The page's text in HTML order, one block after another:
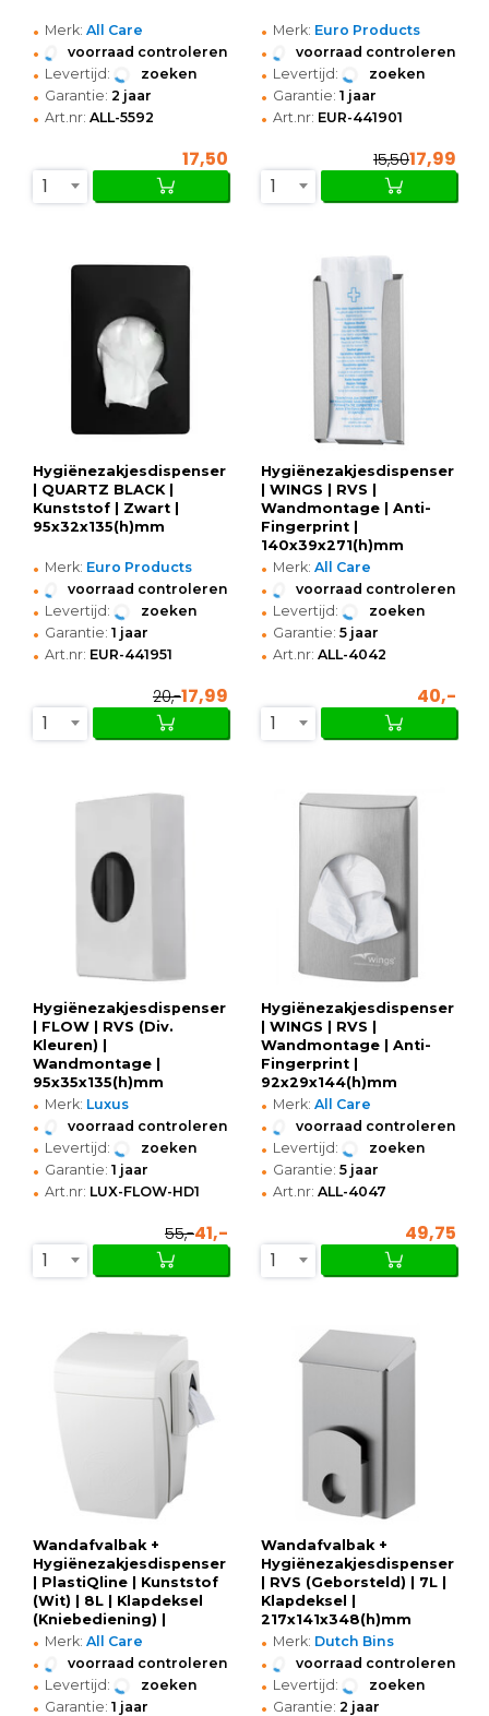
• Merk: All Care
• voorraad controleren
• Levertijd: zoeken
• Garantie: 2 jaar
• Art.nr: ALL-5592
17,50
1
• Merk: Euro Products
• voorraad controleren
• Levertijd: zoeken
• Garantie: 1 jaar
• Art.nr: EUR-441901
15,5017,99
1
Hygiënezakjesdispenser
| QUARTZ BLACK |
Kunststof | Zwart |
95x32x135(h)mm
• Merk: Euro Products
• voorraad controleren
• Levertijd: zoeken
• Garantie: 1 jaar
• Art.nr: EUR-441951
20,-17,99
1
Hygiënezakjesdispenser
| WINGS | RVS |
Wandmontage | Anti-
Fingerprint |
140x39x271(h)mm
• Merk: All Care
• voorraad controleren
• Levertijd: zoeken
• Garantie: 5 jaar
• Art.nr: ALL-4042
40,-
1
Hygiënezakjesdispenser
| FLOW | RVS (Div.
Kleuren) |
Wandmontage |
95x35x135(h)mm
• Merk: Luxus
• voorraad controleren
• Levertijd: zoeken
• Garantie: 1 jaar
• Art.nr: LUX-FLOW-HD1
55,-41,-
1
Hygiënezakjesdispenser
| WINGS | RVS |
Wandmontage | Anti-
Fingerprint |
92x29x144(h)mm
• Merk: All Care
• voorraad controleren
• Levertijd: zoeken
• Garantie: 5 jaar
• Art.nr: ALL-4047
49,75
1
Wandafvalbak +
Hygiënezakjesdispenser
| PlastiQline | Kunststof
(Wit) | 8L | Klapdeksel
(Kniebediening) |
253x220x360(h)mm
• Merk: All Care
• voorraad controleren
• Levertijd: zoeken
• Garantie: 1 jaar
Wandafvalbak +
Hygiënezakjesdispenser
| RVS (Geborsteld) | 7L |
Klapdeksel |
217x141x348(h)mm
• Merk: Dutch Bins
• voorraad controleren
• Levertijd: zoeken
• Garantie: 2 jaar